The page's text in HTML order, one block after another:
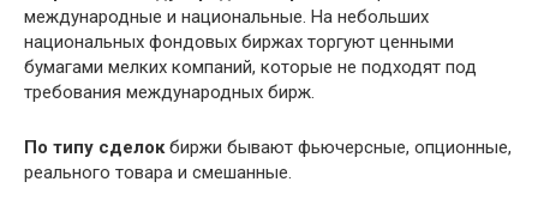
международные и национальные. На небольших
национальных фондовых биржах торгуют ценными
бумагами мелких компаний, которые не подходят под
требования международных бирж.
По типу сделокбиржи бывают фьючерсные, опционные,
реального товара и смешанные.